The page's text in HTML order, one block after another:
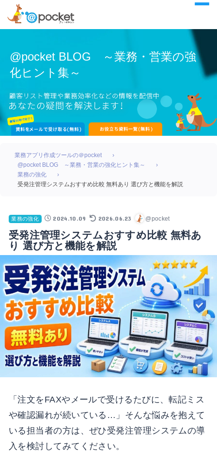
@pocket BLOG ～業務・営業の強
化ヒント集～
業務アプリ作成ツールの＠pocket
@pocket BLOG ～業務・営業の強化ヒント集～
業務の強化
受発注管理システムおすすめ比較 無料あり 選び方と機能を解説
業務の強化 2024.10.09 2026.06.23 @pocket
受発注管理システムおすすめ比較 無料あ
り 選び方と機能を解説
「注文をFAXやメールで受けるたびに、転記ミス
や確認漏れが続いている…」そんな悩みを抱えて
いる担当者の方は、ぜひ受発注管理システムの導
入を検討してみてください。